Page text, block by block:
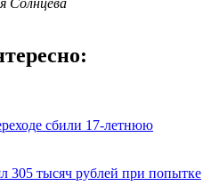
Солнцева
сбили 17-летнюю
305 тысяч рублей при попытке